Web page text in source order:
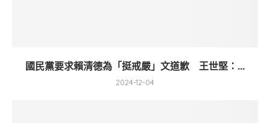
國民黨要求賴清德為「挺戒嚴」文道歉 王世堅：...
2024-12-04